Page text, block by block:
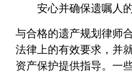
安心并确保遗嘱人
与合格的遗产规划律师
法律上的有效要求，并
资产保护提供指导。一